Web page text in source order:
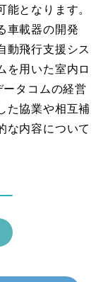
となります。
車載器の開発
動飛行支援シス
を用いた室内ロ
タコムの経営
た協業や相互補
な内容について